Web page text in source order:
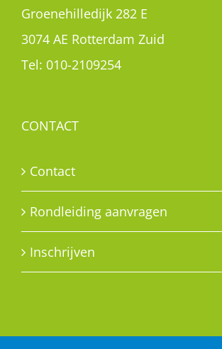
Groenehilledijk 282 E
3074 AE Rotterdam Zuid
Tel: 010-2109254
CONTACT
Contact
Rondleiding aanvragen
Inschrijven